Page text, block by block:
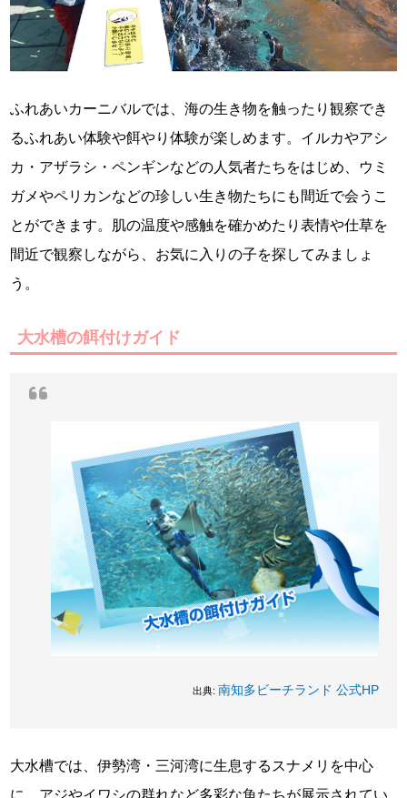
ふれあいカーニバルでは、海の生き物を触ったり観察でき
るふれあい体験や餌やり体験が楽しめます。イルカやアシ
カ・アザラシ・ペンギンなどの人気者たちをはじめ、ウミ
ガメやペリカンなどの珍しい生き物たちにも間近で会うこ
とができます。肌の温度や感触を確かめたり表情や仕草を
間近で観察しながら、お気に入りの子を探してみましょ
う。
大水槽の餌付けガイド
出典: 南知多ビーチランド 公式HP
大水槽では、伊勢湾・三河湾に生息するスナメリを中心